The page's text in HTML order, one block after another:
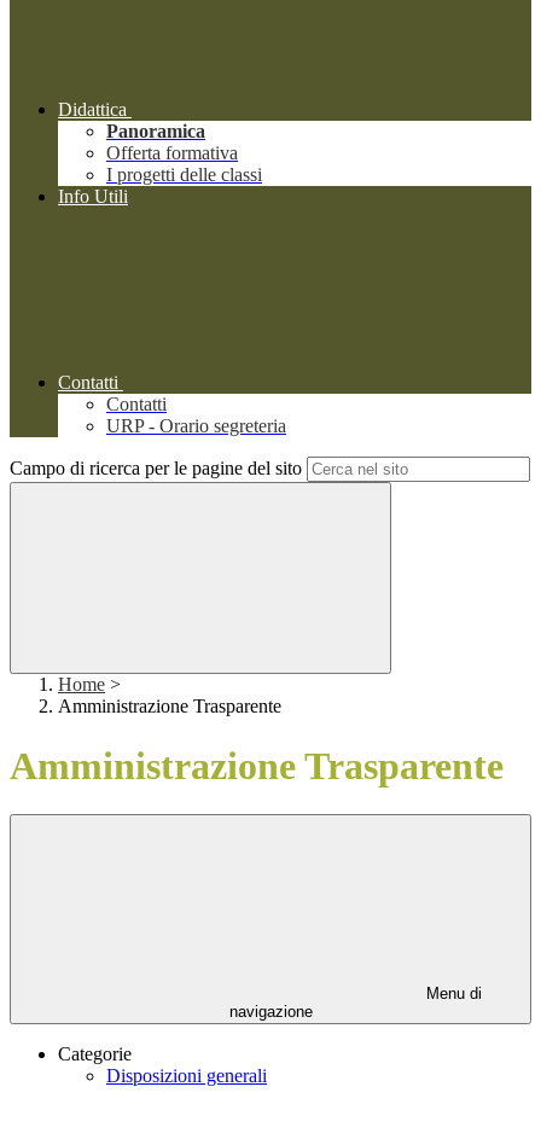
Didattica
Panoramica
Offerta formativa
I progetti delle classi
Info Utili
Contatti
Contatti
URP - Orario segreteria
Campo di ricerca per le pagine del sito
Home >
Amministrazione Trasparente
Amministrazione Trasparente
Menu di
navigazione
Categorie
Disposizioni generali